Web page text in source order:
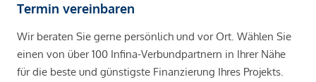
Termin vereinbaren
Wir beraten Sie gerne persönlich und vor Ort. Wählen Sie
einen von über 100 Infina-Verbundpartnern in Ihrer Nähe
für die beste und günstigste Finanzierung Ihres Projekts.